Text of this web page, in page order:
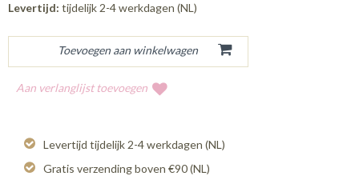
Levertijd: tijdelijk 2-4 werkdagen (NL)
Aan verlanglijst toevoegen
Levertijd tijdelijk 2-4 werkdagen (NL)
Gratis verzending boven €90 (NL)